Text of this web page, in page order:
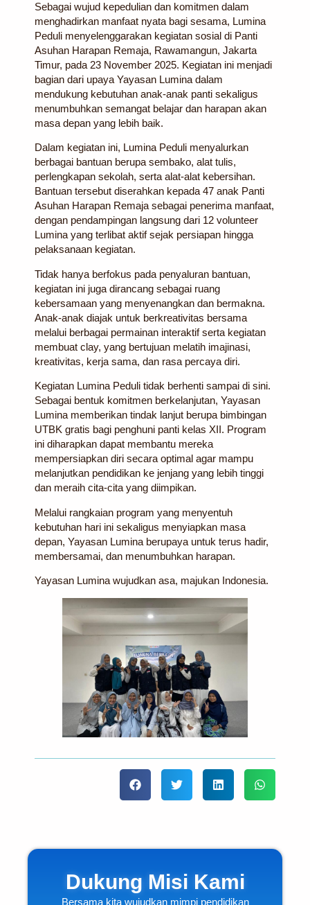
Sebagai wujud kepedulian dan komitmen dalam
menghadirkan manfaat nyata bagi sesama, Lumina
Peduli menyelenggarakan kegiatan sosial di Panti
Asuhan Harapan Remaja, Rawamangun, Jakarta
Timur, pada 23 November 2025. Kegiatan ini menjadi
bagian dari upaya Yayasan Lumina dalam
mendukung kebutuhan anak-anak panti sekaligus
menumbuhkan semangat belajar dan harapan akan
masa depan yang lebih baik.
Dalam kegiatan ini, Lumina Peduli menyalurkan
berbagai bantuan berupa sembako, alat tulis,
perlengkapan sekolah, serta alat-alat kebersihan.
Bantuan tersebut diserahkan kepada 47 anak Panti
Asuhan Harapan Remaja sebagai penerima manfaat,
dengan pendampingan langsung dari 12 volunteer
Lumina yang terlibat aktif sejak persiapan hingga
pelaksanaan kegiatan.
Tidak hanya berfokus pada penyaluran bantuan,
kegiatan ini juga dirancang sebagai ruang
kebersamaan yang menyenangkan dan bermakna.
Anak-anak diajak untuk berkreativitas bersama
melalui berbagai permainan interaktif serta kegiatan
membuat clay, yang bertujuan melatih imajinasi,
kreativitas, kerja sama, dan rasa percaya diri.
Kegiatan Lumina Peduli tidak berhenti sampai di sini.
Sebagai bentuk komitmen berkelanjutan, Yayasan
Lumina memberikan tindak lanjut berupa bimbingan
UTBK gratis bagi penghuni panti kelas XII. Program
ini diharapkan dapat membantu mereka
mempersiapkan diri secara optimal agar mampu
melanjutkan pendidikan ke jenjang yang lebih tinggi
dan meraih cita-cita yang diimpikan.
Melalui rangkaian program yang menyentuh
kebutuhan hari ini sekaligus menyiapkan masa
depan, Yayasan Lumina berupaya untuk terus hadir,
membersamai, dan menumbuhkan harapan.
Yayasan Lumina wujudkan asa, majukan Indonesia.
Dukung Misi Kami
Bersama kita wujudkan mimpi pendidikan